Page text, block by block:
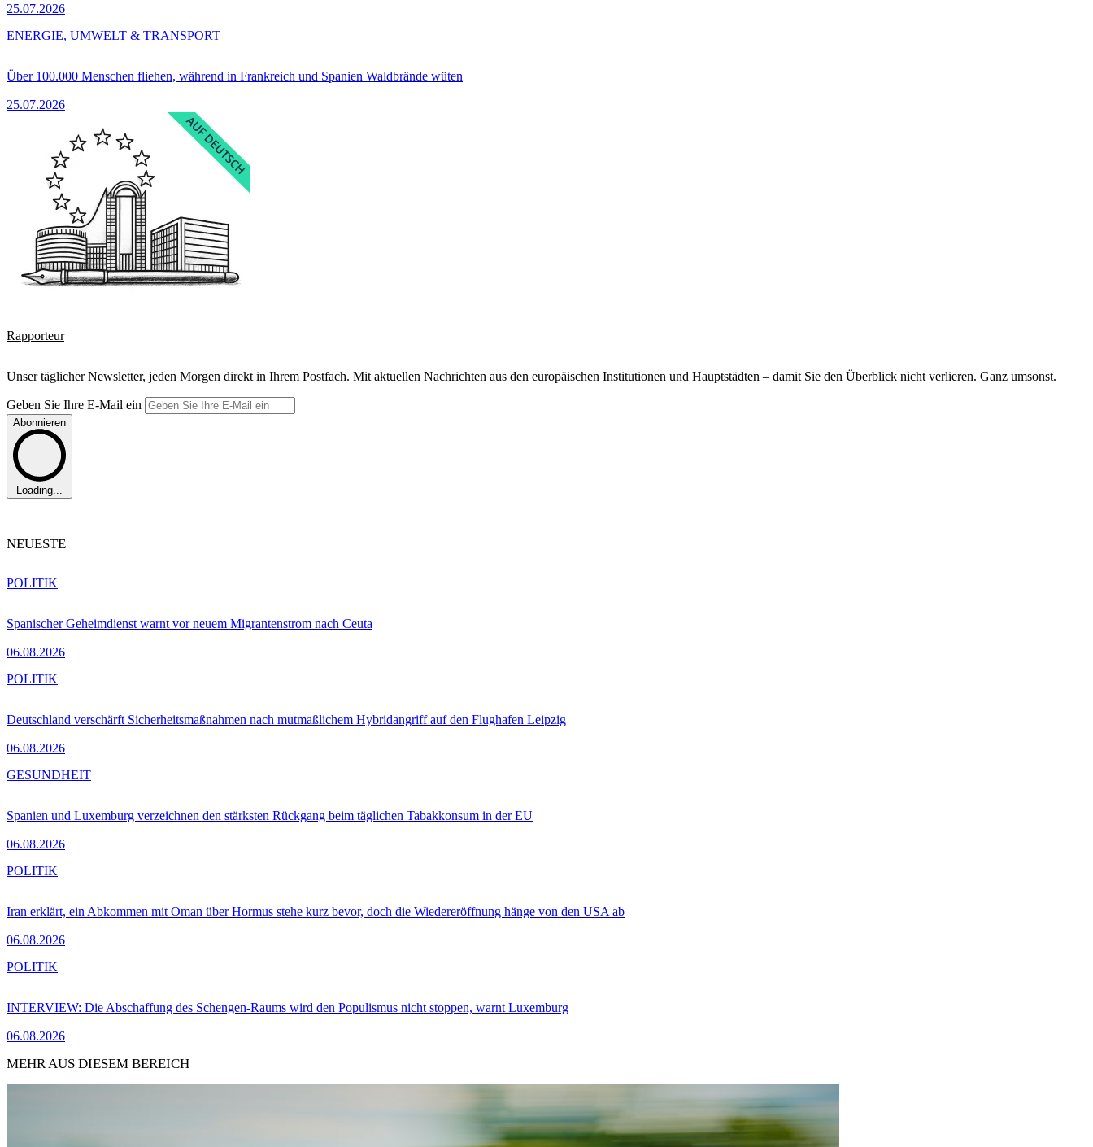
25.07.2026
Über 100.000 Menschen fliehen, während in Frankreich und Spanien Waldbrände wüten
25.07.2026
ENERGIE, UMWELT & TRANSPORT
Rapporteur
Unser täglicher Newsletter, jeden Morgen direkt in Ihrem Postfach. Mit aktuellen Nachrichten aus den europäischen Institutionen und Hauptstädten – damit Sie den Überblick nicht verlieren. Ganz umsonst.
Geben Sie Ihre E-Mail ein
Abonnieren
Loading...
NEUESTE
Spanischer Geheimdienst warnt vor neuem Migrantenstrom nach Ceuta
06.08.2026
POLITIK
Deutschland verschärft Sicherheitsmaßnahmen nach mutmaßlichem Hybridangriff auf den Flughafen Leipzig
06.08.2026
POLITIK
Spanien und Luxemburg verzeichnen den stärksten Rückgang beim täglichen Tabakkonsum in der EU
06.08.2026
GESUNDHEIT
Iran erklärt, ein Abkommen mit Oman über Hormus stehe kurz bevor, doch die Wiedereröffnung hänge von den USA ab
06.08.2026
POLITIK
INTERVIEW: Die Abschaffung des Schengen-Raums wird den Populismus nicht stoppen, warnt Luxemburg
06.08.2026
POLITIK
MEHR AUS DIESEM BEREICH